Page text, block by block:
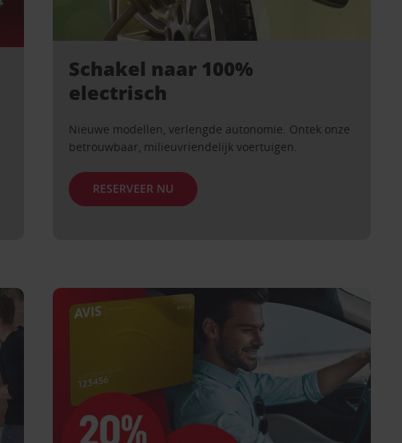
Schakel naar 100%
electrisch
Nieuwe modellen, verlengde autonomie. Ontek onze
betrouwbaar, milieuvriendelijk voertuigen.
RESERVEER NU